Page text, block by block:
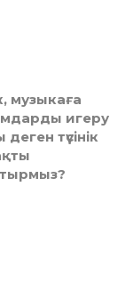
му­зы­каға
игеру
түсінік